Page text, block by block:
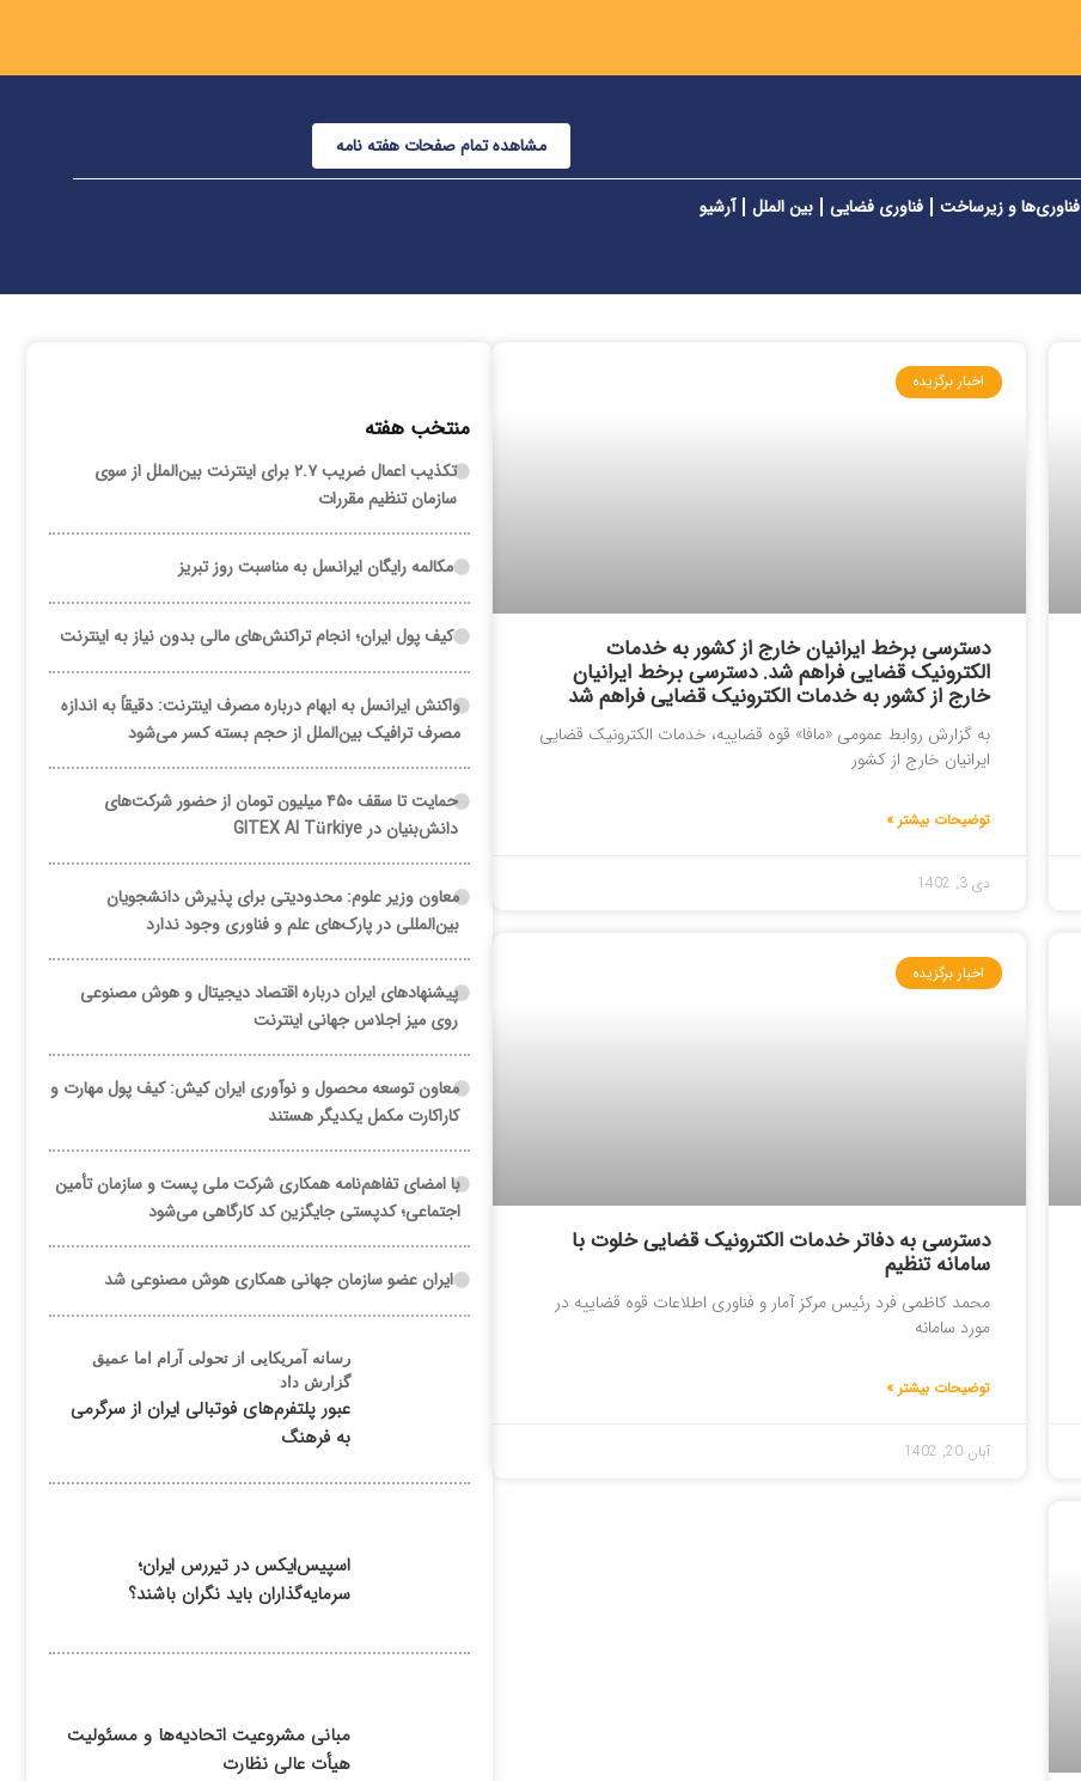
مشاهده تمام صفحات هفته نامه
فناوری‌ها و زیرساخت فناوری فضایی بین الملل آرشیو
اخبار برگزیده
دسترسی برخط ایرانیان خارج از کشور به خدمات
الکترونیک قضایی فراهم شد. دسترسی برخط ایرانیان
خارج از کشور به خدمات الکترونیک قضایی فراهم شد
به گزارش روابط عمومی «مافا» قوه قضاییه، خدمات الکترونیک قضایی
ایرانیان خارج از کشور
توضیحات بیشتر »
دی 3, 1402
اخبار برگزیده
دسترسی به دفاتر خدمات الکترونیک قضایی خلوت با
سامانه تنظیم
محمد کاظمی فرد رئیس مرکز آمار و فناوری اطلاعات قوه قضاییه در
مورد سامانه
توضیحات بیشتر »
آبان 20, 1402
منتخب هفته
تکذیب اعمال ضریب ۲.۷ برای اینترنت بین‌الملل از سوی
سازمان تنظیم مقررات
مکالمه رایگان ایرانسل به مناسبت روز تبریز
کیف پول ایران؛ انجام تراکنش‌های مالی بدون نیاز به اینترنت
واکنش ایرانسل به ابهام درباره مصرف اینترنت: دقیقاً به اندازه
مصرف ترافیک بین‌الملل از حجم بسته کسر می‌شود
حمایت تا سقف ۴۵۰ میلیون تومان از حضور شرکت‌های
دانش‌بنیان در GITEX AI Türkiye
معاون وزیر علوم: محدودیتی برای پذیرش دانشجویان
بین‌المللی در پارک‌های علم و فناوری وجود ندارد
پیشنهادهای ایران درباره اقتصاد دیجیتال و هوش مصنوعی
روی میز اجلاس جهانی اینترنت
معاون توسعه محصول و نوآوری ایران کیش: کیف پول مهارت و
کاراکارت مکمل یکدیگر هستند
با امضای تفاهم‌نامه همکاری شرکت ملی پست و سازمان تأمین
اجتماعی؛ کدپستی جایگزین کد کارگاهی می‌شود
ایران عضو سازمان جهانی همکاری هوش مصنوعی شد
رسانه آمریکایی از تحولی آرام اما عمیق
گزارش داد
عبور پلتفرم‌های فوتبالی ایران از سرگرمی
به فرهنگ
اسپیس‌ایکس در تیررس ایران؛
سرمایه‌گذاران باید نگران باشند؟
مبانی مشروعیت اتحادیه‌ها و مسئولیت
هیأت عالی نظارت